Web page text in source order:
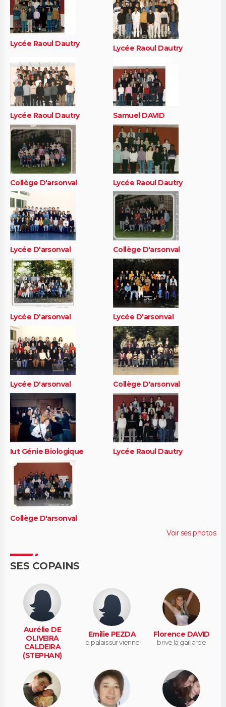
Lycée Raoul Dautry Lycée Raoul Dautry
Lycée Raoul Dautry Samuel DAVID
Collège D'arsonval Lycée Raoul Dautry
Lycée D'arsonval Collège D'arsonval
Lycée D'arsonval Lycée D'arsonval
Lycée D'arsonval Collège D'arsonval
Iut Génie Biologique Lycée Raoul Dautry
Collège D'arsonval
Voir ses photos
SES COPAINS
Aurélie DE
OLIVEIRA
CALDEIRA
(STEPHAN)
Emilie PEZDA
le palais sur vienne
Florence DAVID
brive la gaillarde